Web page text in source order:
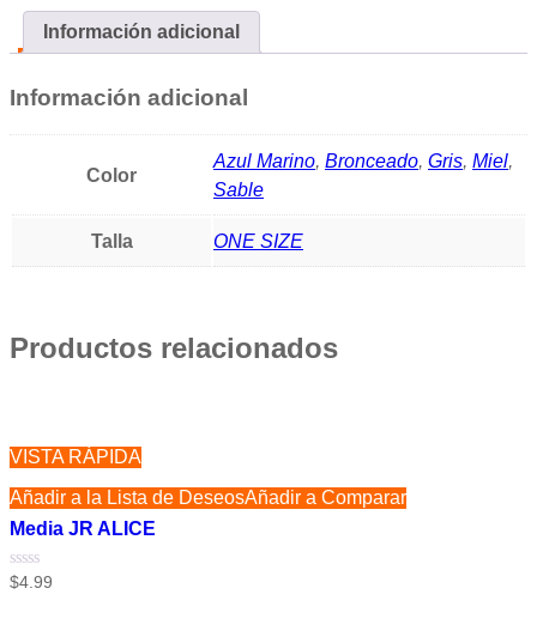
Información adicional
Información adicional
Color
Azul Marino, Bronceado, Gris, Miel,
Sable
Talla ONE SIZE
Productos relacionados
VISTA RÁPIDA
Añadir a la Lista de DeseosAñadir a Comparar
Media JR ALICE
Valorado
$4.99